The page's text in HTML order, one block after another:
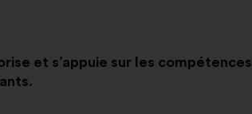
et s’appuie sur les compétences